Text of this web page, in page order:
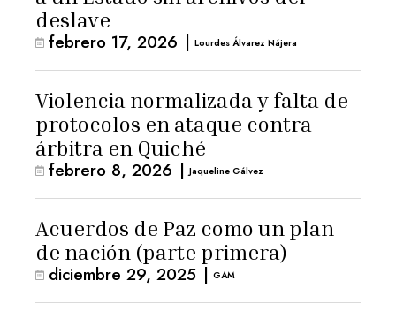
deslave
febrero 17, 2026 | Lourdes Álvarez Nájera
Violencia normalizada y falta de
protocolos en ataque contra
árbitra en Quiché
febrero 8, 2026 | Jaqueline Gálvez
Acuerdos de Paz como un plan
de nación (parte primera)
diciembre 29, 2025 | GAM